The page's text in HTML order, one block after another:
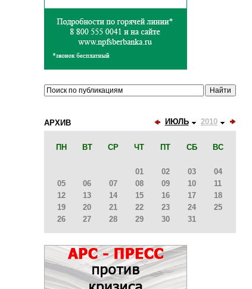
АРХИВ ИЮЛЬ 2010
ПН ВТ СР ЧТ ПТ СБ ВС
01 02 03
04
05
06 07 08 09 10
11
12
13 14 15 16 17
18
19
20 21 22 23 24
25
26
27 28 29 30 31